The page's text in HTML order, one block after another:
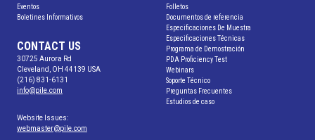
Eventos
Boletines Informativos
CONTACT US
30725 Aurora Rd
Cleveland, OH 44139 USA
(216) 831-6131
info@pile.com
Website Issues:
webmaster@pile.com
Folletos
Documentos de referencia
Especificaciones De Muestra
Especificaciones Técnicas
Programa de Demostración
PDA Proficiency Test
Webinars
Soporte Técnico
Preguntas Frecuentes
Estudios de caso